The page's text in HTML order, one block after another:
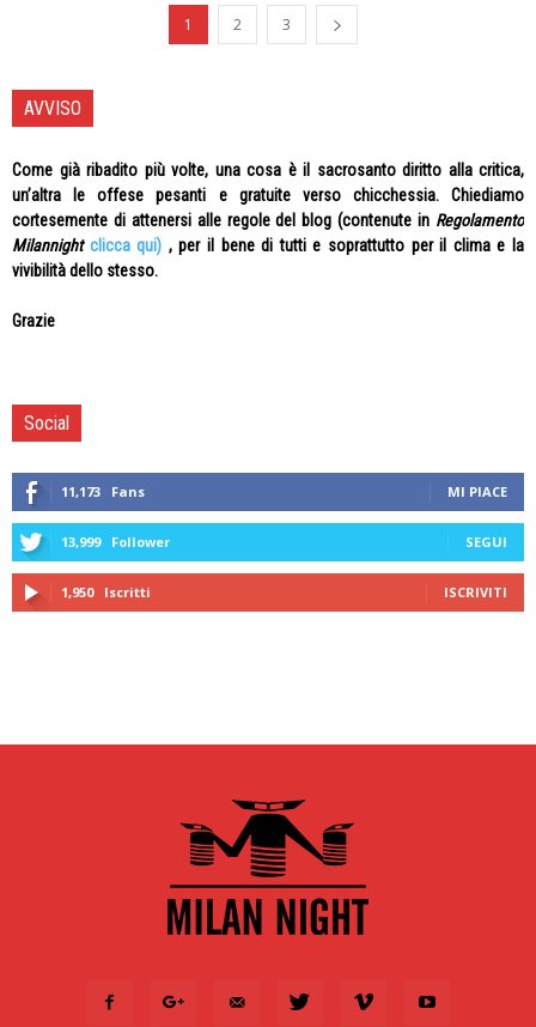
1 2 3
AVVISO
Come già ribadito più volte, una cosa è il sacrosanto diritto alla critica,
un’altra le offese pesanti e gratuite verso chicchessia. Chiediamo
cortesemente di attenersi alle regole del blog (contenute in Regolamento
Milannight clicca qui) , per il bene di tutti e soprattutto per il clima e la
vivibilità dello stesso.
Grazie
Social
11,173 Fans MI PIACE
13,999 Follower SEGUI
1,950 Iscritti ISCRIVITI